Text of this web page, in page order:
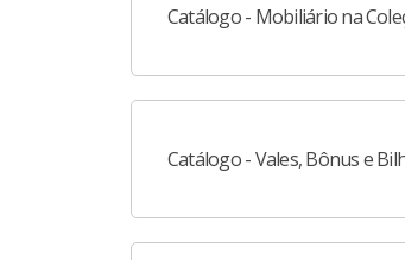
Catálogo - Mobiliário na
Catálogo - Vales, Bônus e